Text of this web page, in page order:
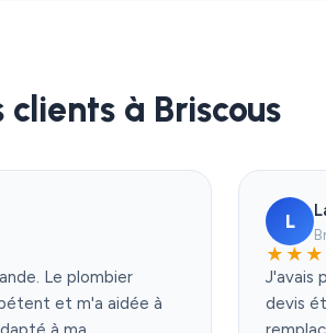
à Briscous
Le plombier
et m'a aidée à
L
J'avais
devis